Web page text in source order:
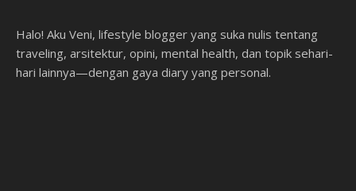
Halo! Aku Veni, lifestyle blogger yang suka nulis tentang
traveling, arsitektur, opini, mental health, dan topik sehari-
hari lainnya—dengan gaya diary yang personal.